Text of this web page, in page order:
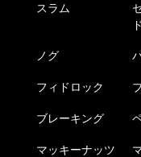
スラム
ド
ノグ
フィドロック
ブレーキング
マッキーナッツ